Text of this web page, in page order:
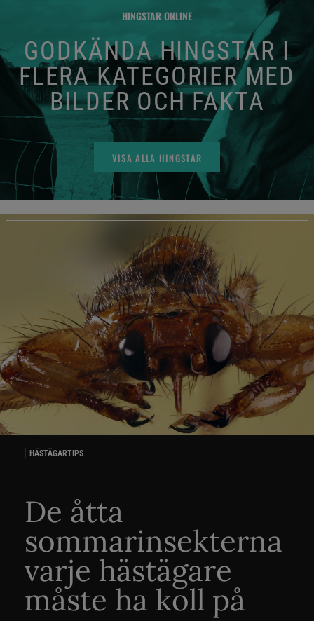
HINGSTAR ONLINE
GODKÄNDA HINGSTAR I
FLERA KATEGORIER MED
BILDER OCH FAKTA
VISA ALLA HINGSTAR
HÄSTÄGARTIPS
De åtta
sommarinsekterna
varje hästägare
måste ha koll på